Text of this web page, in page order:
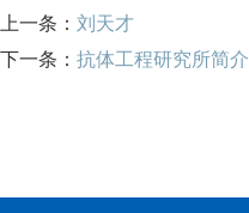
上一条： 刘天才
下一条： 抗体工程研究所简介